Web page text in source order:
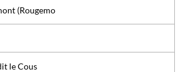
(Rougemo
le Cous